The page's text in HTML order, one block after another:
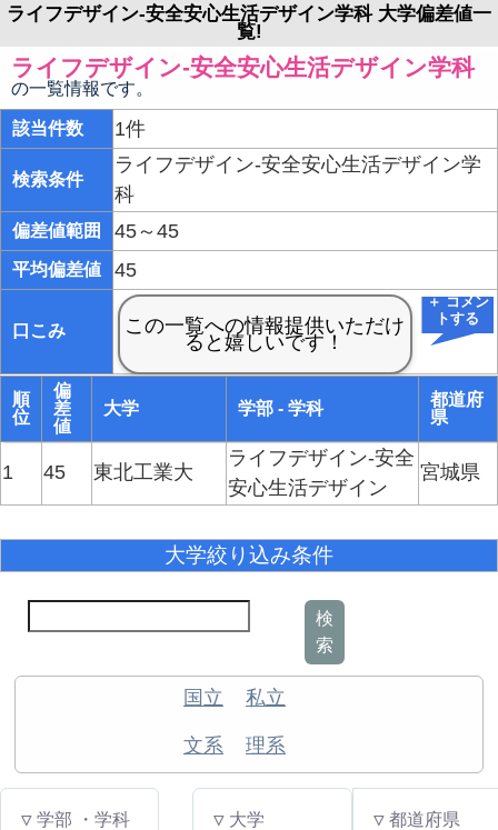
ライフデザイン-安全安心生活デザイン学科 大学偏差値一
覧!
ライフデザイン-安全安心生活デザイン学科
の一覧情報です。
該当件数 1件
検索条件
ライフデザイン-安全安心生活デザイン学
科
偏差値範囲 45～45
平均偏差値 45
口こみ
＋ コメン
トする
順
位
偏
差
値
大学 学部 - 学科
都道府
県
1 45 東北工業大
ライフデザイン-安全
安心生活デザイン
宮城県
大学絞り込み条件
検
索
国立 私立
文系 理系
▽ 学部 ・学科 ▽ 大学 ▽ 都道府県